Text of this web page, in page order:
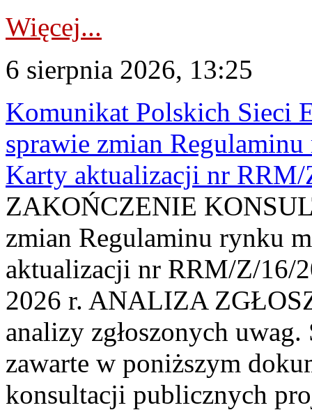
Więcej...
6 sierpnia 2026, 13:25
Komunikat Polskich Sieci
sprawie zmian
Karty aktualizacji nr
ZAKOŃCZENIE
zmian Regulaminu rynku
aktualizacji nr RRM/Z/16/
2026 r. ANALIZA
analizy zgłoszonych
zawarte w poniższym
konsultacji publicznych